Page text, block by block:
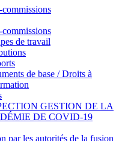
commissions
commissions
de travail
de base / Droits à
GESTION DE LA
DE COVID-19
par les autorités de la fusion